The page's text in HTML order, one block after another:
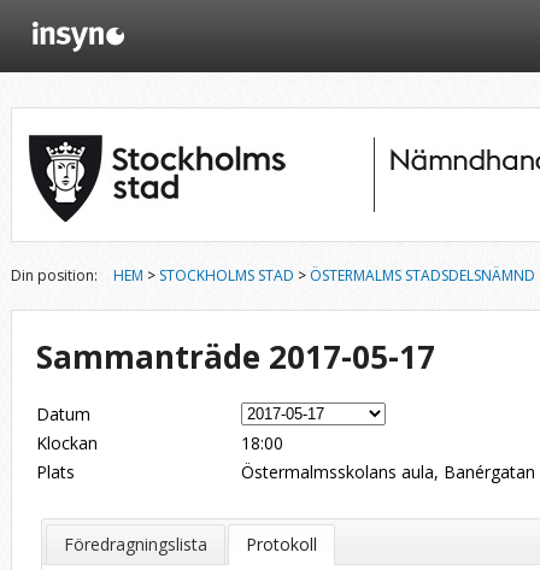
Din position: HEM > STOCKHOLMS STAD >ÖSTERMALMS STADSDELSNÄMND
Sammanträde 2017-05-17
Datum
Klockan
18:00
Plats
Östermalmsskolans aula, Banérgatan
Föredragningslista Protokoll